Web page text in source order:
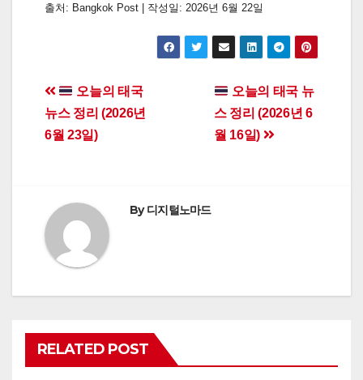
출처: Bangkok Post | 작성일: 2026년 6월 22일
Post
navigation
오늘의 태국 뉴
스 정리 (2026년 6
월 16일)
오늘의 태국
뉴스 정리 (2026년
6월 23일)
By디지털노마드
RELATED POST